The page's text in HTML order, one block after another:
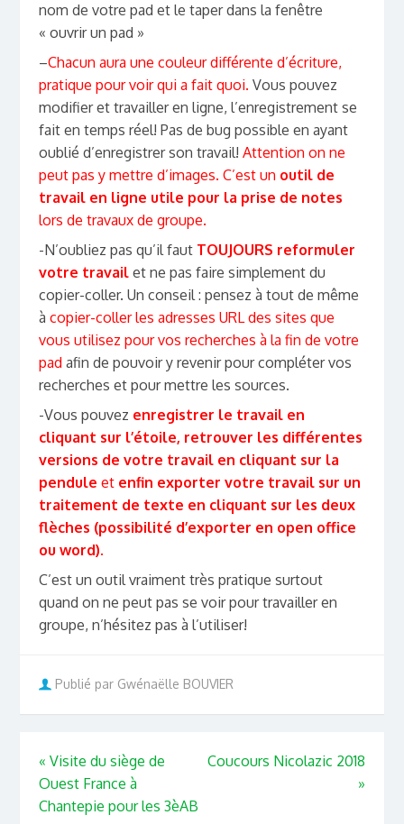
nom de votre pad et le taper dans la fenêtre
« ouvrir un pad »
–Chacun aura une couleur différente d’écriture,
pratique pour voir qui a fait quoi. Vous pouvez
modifier et travailler en ligne, l’enregistrement se
fait en temps réel! Pas de bug possible en ayant
oublié d’enregistrer son travail! Attention on ne
peut pas y mettre d’images. C’est un outil de
travail en ligne utile pour la prise de notes
lors de travaux de groupe.
-N’oubliez pas qu’il faut TOUJOURS reformuler
votre travail et ne pas faire simplement du
copier-coller. Un conseil : pensez à tout de même
à copier-coller les adresses URL des sites que
vous utilisez pour vos recherches à la fin de votre
pad afin de pouvoir y revenir pour compléter vos
recherches et pour mettre les sources.
-Vous pouvez enregistrer le travail en
cliquant sur l’étoile, retrouver les différentes
versions de votre travail en cliquant sur la
pendule et enfin exporter votre travail sur un
traitement de texte en cliquant sur les deux
flèches (possibilité d’exporter en open office
ou word).
C’est un outil vraiment très pratique surtout
quand on ne peut pas se voir pour travailler en
groupe, n’hésitez pas à l’utiliser!
Publié par Gwénaëlle BOUVIER
« Visite du siège de
Ouest France à
Chantepie pour les 3èAB
Coucours Nicolazic 2018
»